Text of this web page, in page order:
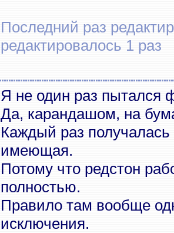
Последний раз
редактировалось 1 раз
Я не один раз пытался
Да, карандашом, на
Каждый раз
имеющая.
Потому что редстон
полностью.
Правило там вообще
исключения.